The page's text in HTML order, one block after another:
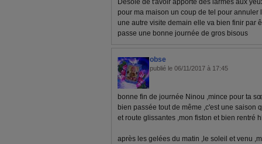
Désolé de t'avoir apporté des larmes aux
pour ma maison un coup de tel pour annuler
une autre visite demain elle va bien finir par
passe une bonne journée de gros bisous
obse
publié le 06/11/2017 à 17:45
bonne fin de journée Ninou ,mince pour ta
bien passée tout de même ,c'est une saison
et route glissantes ,mon fiston et bien rentré
après les gelées du matin ,le soleil et venu